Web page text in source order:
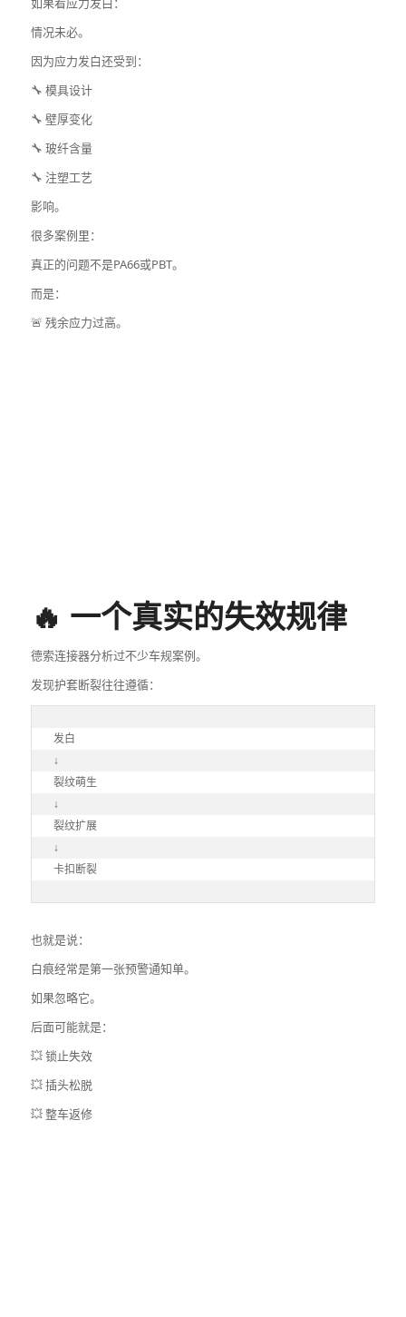
情况未必。
因为应力发白还受到：
🔧 模具设计
🔧 壁厚变化
🔧 玻纤含量
🔧 注塑工艺
影响。
很多案例里：
真正的问题不是PA66或PBT。
而是：
🚨 残余应力过高。
🔥 一个真实的失效规律
德索连接器分析过不少车规案例。
发现护套断裂往往遵循：
发白
↓
裂纹萌生
↓
裂纹扩展
↓
卡扣断裂
也就是说：
白痕经常是第一张预警通知单。
如果忽略它。
后面可能就是：
💥 锁止失效
💥 插头松脱
💥 整车返修